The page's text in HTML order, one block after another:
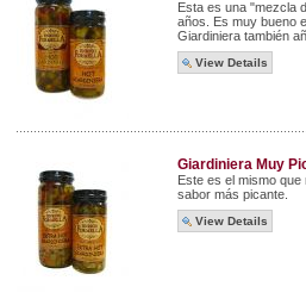
Esta es una "mezcla
años. Es muy bueno
Giardiniera también
View Details
Giardiniera Muy
Este es el mismo
sabor más picante.
View Details